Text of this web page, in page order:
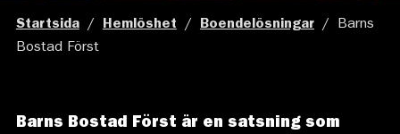
Startsida / Hemlöshet / Boendelösningar /
Barns
Bostad Först
Barns Bostad Först är en satsning som